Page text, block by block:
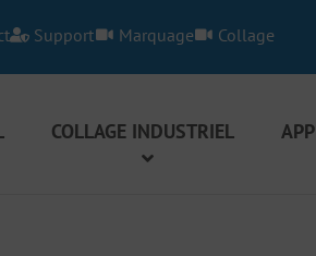
Support Marquage Collage
COLLAGE INDUSTRIEL